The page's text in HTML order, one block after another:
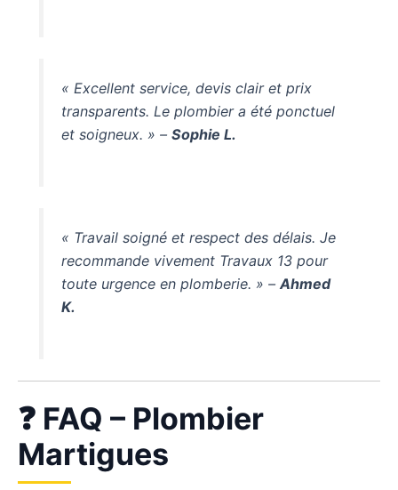
« Excellent service, devis clair et prix
transparents. Le plombier a été ponctuel
et soigneux. » –Sophie L.
« Travail soigné et respect des délais. Je
recommande vivement Travaux 13 pour
toute urgence en plomberie. » –Ahmed
K.
❓ FAQ – Plombier
Martigues